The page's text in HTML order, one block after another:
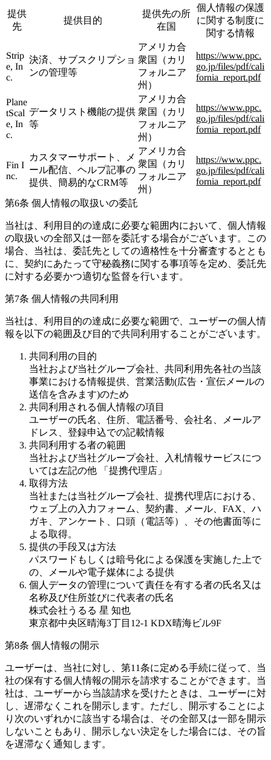
提供
先
提供目的
提供先の所
在国
個人情報の保護
に関する制度に
関する情報
Strip
e, In
c.
決済、サブスクリプショ
ンの管理等
アメリカ合
衆国（カリ
フォルニア
州）
https://www.ppc.
go.jp/files/pdf/cali
fornia_report.pdf
Plane
tScal
e, In
c.
データリスト機能の提供
等
アメリカ合
衆国（カリ
フォルニア
州）
https://www.ppc.
go.jp/files/pdf/cali
fornia_report.pdf
Fin I
nc.
カスタマーサポート、メ
ール配信、ヘルプ記事の
提供、簡易的なCRM等
アメリカ合
衆国（カリ
フォルニア
州）
https://www.ppc.
go.jp/files/pdf/cali
fornia_report.pdf
第6条 個人情報の取扱いの委託
当社は、利用目的の達成に必要な範囲内において、個人情報
の取扱いの全部又は一部を委託する場合がございます。この
場合、当社は、委託先としての適格性を十分審査するととも
に、契約にあたって守秘義務に関する事項等を定め、委託先
に対する必要かつ適切な監督を行います。
第7条 個人情報の共同利用
当社は、利用目的の達成に必要な範囲で、ユーザーの個人情
報を以下の範囲及び目的で共同利用することがございます。
共同利用の目的
当社および当社グループ会社、共同利用先各社の当該
事業における情報提供、営業活動(広告・宣伝メールの
送信を含みます)のため
共同利用される個人情報の項目
ユーザーの氏名、住所、電話番号、会社名、メールア
ドレス、登録申込での記載情報
共同利用する者の範囲
当社および当社グループ会社、入札情報サービスにつ
いては左記の他 「提携代理店」
取得方法
当社または当社グループ会社、提携代理店における、
ウェブ上の入力フォーム、契約書、メール、FAX、ハ
ガキ、アンケート、口頭（電話等）、その他書面等に
よる取得。
提供の手段又は方法
パスワードもしくは暗号化による保護を実施した上で
の、メールや電子媒体による提供
個人データの管理について責任を有する者の氏名又は
名称及び住所並びに代表者の氏名
株式会社うるる 星 知也
東京都中央区晴海3丁目12-1 KDX晴海ビル9F
第8条 個人情報の開示
ユーザーは、当社に対し、第11条に定める手続に従って、当
社の保有する個人情報の開示を請求することができます。当
社は、ユーザーから当該請求を受けたときは、ユーザーに対
し、遅滞なくこれを開示します。ただし、開示することによ
り次のいずれかに該当する場合は、その全部又は一部を開示
しないこともあり、開示しない決定をした場合には、その旨
を遅滞なく通知します。